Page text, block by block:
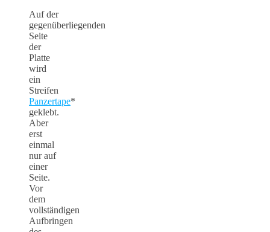
Auf der
gegenüberliegenden
Seite
der
Platte
wird
ein
Streifen
Panzertape*
geklebt.
Aber
erst
einmal
nur auf
einer
Seite.
Vor
dem
vollständigen
Aufbringen